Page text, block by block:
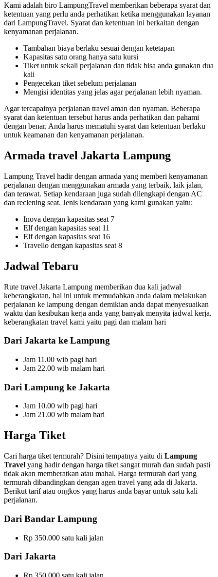
Kami adalah biro LampungTravel memberikan beberapa syarat dan
ketentuan yang perlu anda perhatikan ketika menggunakan layanan
dari LampungTravel. Syarat dan ketentuan ini berkaitan dengan
kenyamanan perjalanan.
Tambahan biaya berlaku sesuai dengan ketetapan
Kapasitas satu orang hanya satu kursi
Tiket untuk sekali perjalanan dan tidak bisa anda gunakan dua
kali
Pengecekan tiket sebelum perjalanan
Mengisi identitas yang jelas agar perjalanan lebih nyaman.
Agar tercapainya perjalanan travel aman dan nyaman. Beberapa
syarat dan ketentuan tersebut harus anda perhatikan dan pahami
dengan benar. Anda harus mematuhi syarat dan ketentuan berlaku
untuk keamanan dan kenyamanan perjalanan.
Armada travel Jakarta Lampung
Lampung Travel hadir dengan armada yang memberi kenyamanan
perjalanan dengan menggunakan armada yang terbaik, laik jalan,
dan terawat. Setiap kendaraan juga sudah dilengkapi dengan AC
dan reclening seat. Jenis kendaraan yang kami gunakan yaitu:
Inova dengan kapasitas seat 7
Elf dengan kapasitas seat 11
Elf dengan kapasitas seat 16
Travello dengan kapasitas seat 8
Jadwal Tebaru
Rute travel Jakarta Lampung memberikan dua kali jadwal
keberangkatan, hal ini untuk memudahkan anda dalam melakukan
perjalanan ke lampung dengan demikian anda dapat menyesuaikan
waktu dan kesibukan kerja anda yang banyak menyita jadwal kerja.
keberangkatan travel kami yaitu pagi dan malam hari
Dari Jakarta ke Lampung
Jam 11.00 wib pagi hari
Jam 22.00 wib malam hari
Dari Lampung ke Jakarta
Jam 10.00 wib pagi hari
Jam 21.00 wib malam hari
Harga Tiket
Cari harga tiket termurah? Disini tempatnya yaitu di Lampung
Travel yang hadir dengan harga tiket sangat murah dan sudah pasti
tidak akan memberatkan atau mahal. Harga termurah dari yang
termurah dibandingkan dengan agen travel yang ada di Jakarta.
Berikut tarif atau ongkos yang harus anda bayar untuk satu kali
perjalanan.
Dari Bandar Lampung
Rp 350.000 satu kali jalan
Dari Jakarta
Rp 350.000 satu kali jalan